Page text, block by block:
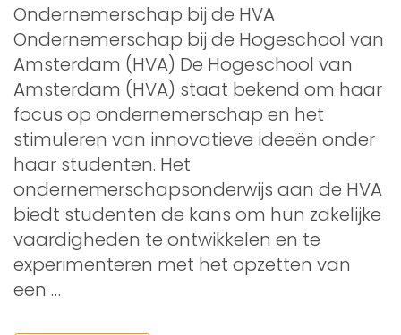
Ondernemerschap bij de HVA
Ondernemerschap bij de Hogeschool van
Amsterdam (HVA) De Hogeschool van
Amsterdam (HVA) staat bekend om haar
focus op ondernemerschap en het
stimuleren van innovatieve ideeën onder
haar studenten. Het
ondernemerschapsonderwijs aan de HVA
biedt studenten de kans om hun zakelijke
vaardigheden te ontwikkelen en te
experimenteren met het opzetten van
een …